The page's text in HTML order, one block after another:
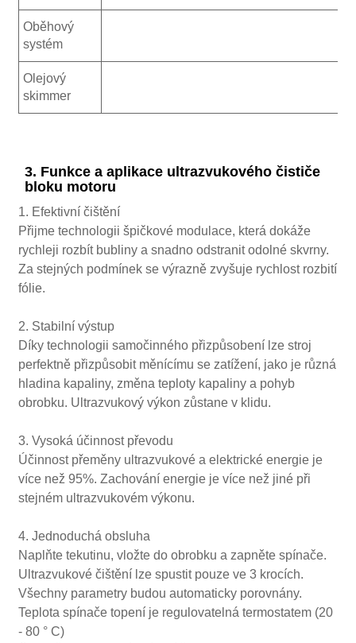
Oběhový
systém
Olejový
skimmer
3. Funkce a aplikace ultrazvukového čističe
bloku motoru
1. Efektivní čištění
Přijme technologii špičkové modulace, která dokáže
rychleji rozbít bubliny a snadno odstranit odolné skvrny.
Za stejných podmínek se výrazně zvyšuje rychlost rozbití
fólie.
2. Stabilní výstup
Díky technologii samočinného přizpůsobení lze stroj
perfektně přizpůsobit měnícímu se zatížení, jako je různá
hladina kapaliny, změna teploty kapaliny a pohyb
obrobku. Ultrazvukový výkon zůstane v klidu.
3. Vysoká účinnost převodu
Účinnost přeměny ultrazvukové a elektrické energie je
více než 95%. Zachování energie je více než jiné při
stejném ultrazvukovém výkonu.
4. Jednoduchá obsluha
Naplňte tekutinu, vložte do obrobku a zapněte spínače.
Ultrazvukové čištění lze spustit pouze ve 3 krocích.
Všechny parametry budou automaticky porovnány.
Teplota spínače topení je regulovatelná termostatem (20
- 80 ° C)